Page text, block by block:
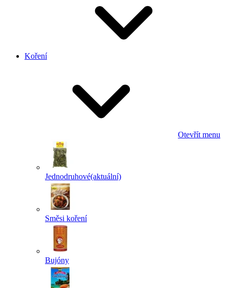
Koření
Otevřít menu
Jednodruhové(aktuální)
Směsi koření
Bujóny